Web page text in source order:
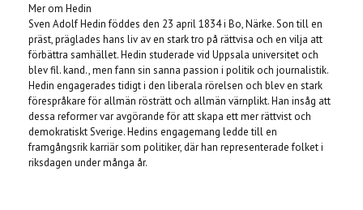
Mer om Hedin
Sven Adolf Hedin föddes den 23 april 1834 i Bo,Närke.Son till en
präst,präglades hans liv av en stark tro på rättvisa och en vilja att
förbättra samhället.Hedin studerade vid Uppsala universitet och
blev fil.kand.,men fann sin sanna passion i politik och journalistik.
Hedin engagerades tidigt i den liberala rörelsen och blev en stark
förespråkare för allmän rösträtt och allmän värnplikt.Han insåg att
dessa reformer var avgörande för att skapa ett mer rättvist och
demokratiskt Sverige.Hedins engagemang ledde till en
framgångsrik karriär som politiker, där han representerade folket i
riksdagen under många år.